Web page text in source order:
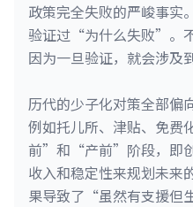
政策完全失败的严峻事实
验证过“为什么失败”。
因为一旦验证，就会涉及
历代的少子化对策全部偏
例如托儿所、津贴、免
前”和“产前”阶段，即
收入和稳定性来规划未来
果导致了“虽然有支援但